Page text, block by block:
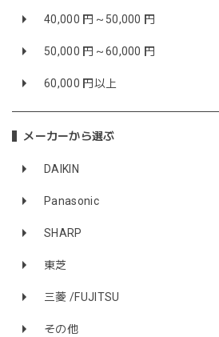
40,000 円～50,000 円
50,000 円～60,000 円
60,000 円以上
メーカーから選ぶ
DAIKIN
Panasonic
SHARP
東芝
三菱 /FUJITSU
その他